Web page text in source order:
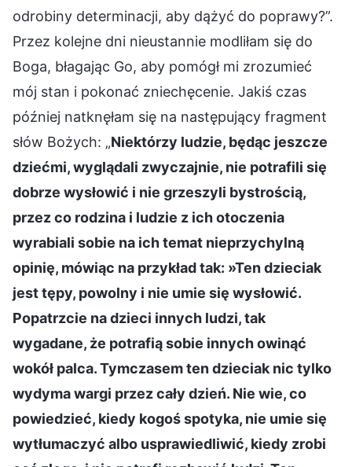
odrobiny determinacji, aby dążyć do poprawy?”.
Przez kolejne dni nieustannie modliłam się do
Boga, błagając Go, aby pomógł mi zrozumieć
mój stan i pokonać zniechęcenie. Jakiś czas
później natknęłam się na następujący fragment
słów Bożych: „Niektórzy ludzie, będąc jeszcze
dziećmi, wyglądali zwyczajnie, nie potrafili się
dobrze wysłowić i nie grzeszyli bystrością,
przez co rodzina i ludzie z ich otoczenia
wyrabiali sobie na ich temat nieprzychylną
opinię, mówiąc na przykład tak: »Ten dzieciak
jest tępy, powolny i nie umie się wysłowić.
Popatrzcie na dzieci innych ludzi, tak
wygadane, że potrafią sobie innych owinąć
wokół palca. Tymczasem ten dzieciak nic tylko
wydyma wargi przez cały dzień. Nie wie, co
powiedzieć, kiedy kogoś spotyka, nie umie się
wytłumaczyć albo usprawiedliwić, kiedy zrobi